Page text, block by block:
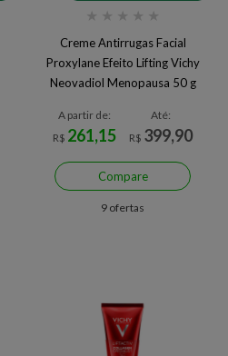
★ ★ ★ ★ ★
Creme Antirrugas Facial
Proxylane Efeito Lifting Vichy
Neovadiol Menopausa 50 g
A partir de:
R$ 261,15
Até:
R$ 399,90
Compare
9 ofertas